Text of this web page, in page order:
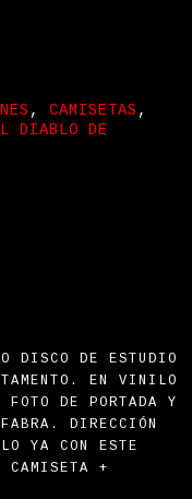
,CAMISETAS ,
DIABLO DE
DISCO DE ESTUDIO
EN VINILO
DE PORTADA Y
DIRECCIÓN
YA CON ESTE
+